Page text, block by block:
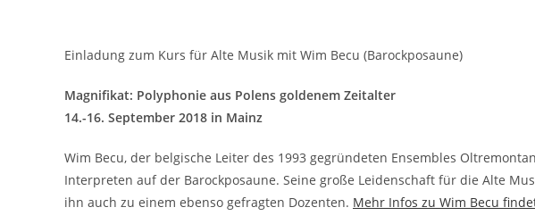
Einladung zum Kurs für Alte Musik mit Wim Becu (Barockposaune)
Magnifikat: Polyphonie aus Polens goldenem Zeitalter
14.-16. September 2018 in Mainz
Wim Becu, der belgische Leiter des 1993 gegründeten Ensembles
Interpreten auf der Barockposaune. Seine große Leidenschaft für die Alte
ihn auch zu einem ebenso gefragten Dozenten. Mehr Infos zu Wim Becu